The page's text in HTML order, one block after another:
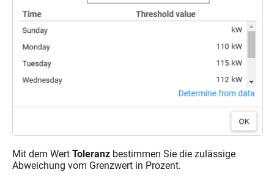
Mit dem Wert Toleranz bestimmen Sie die zulässige
Abweichung vom Grenzwert in Prozent.